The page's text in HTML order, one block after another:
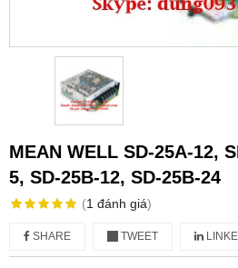
MEAN WELL SD-25A-12,
5, SD-25B-12, SD-25B-24
(1 đánh giá)
SHARE TWEET